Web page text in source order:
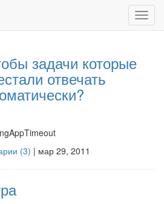
задачи которые
отвечать
(3) | мар 29, 2011